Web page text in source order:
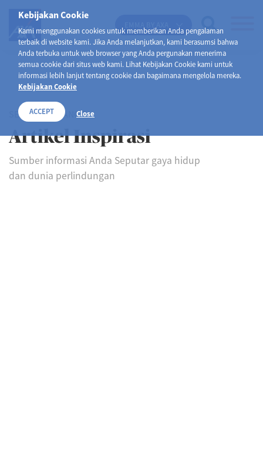
Kebijakan Cookie
Kami menggunakan cookies untuk memberikan Anda pengalaman
terbaik di website kami. Jika Anda melanjutkan, kami berasumsi bahwa
Anda terbuka untuk web browser yang Anda pergunakan menerima
semua cookie dari situs web kami. Lihat Kebijakan Cookie kami untuk
informasi lebih lanjut tentang cookie dan bagaimana mengelola mereka.
Kebijakan Cookie
ACCEPT Close
SELAMAT DATANG DI
Artikel Inspirasi
Sumber informasi Anda Seputar gaya hidup
dan dunia perlindungan